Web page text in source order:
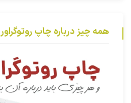
همه چیز درباره چاپ روتوگراور